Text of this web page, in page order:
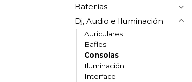
Baterías
Dj, Audio e Iluminación
Auriculares
Bafles
Consolas
Iluminación
Interface